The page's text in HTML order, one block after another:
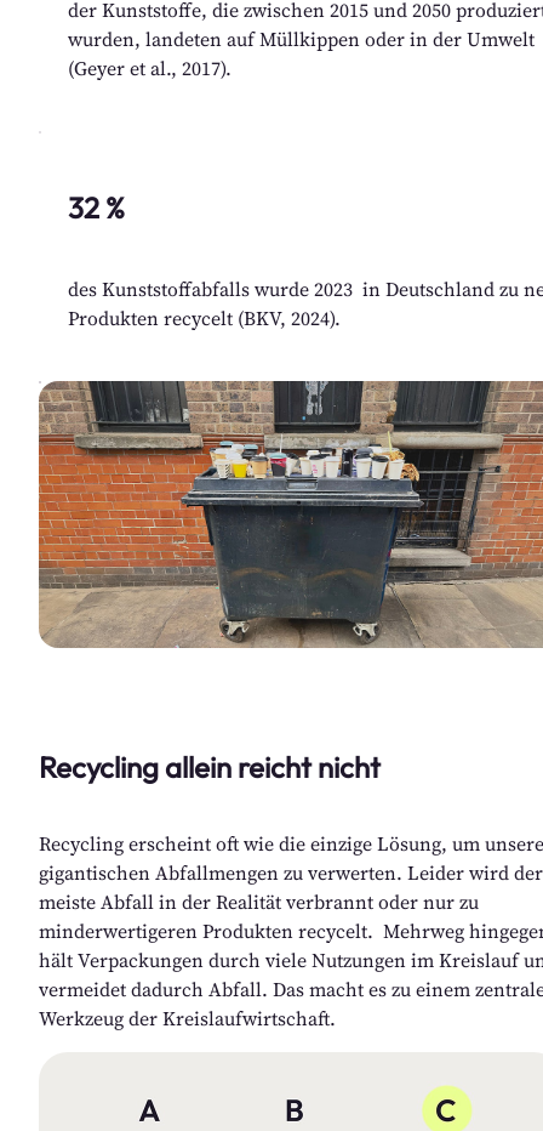
der Kunststoffe, die zwischen 2015 und 2050
wurden, landeten auf Müllkippen oder in der Umwelt
(Geyer et al., 2017).
32 %
des Kunststoffabfalls wurde 2023  in Deutschland zu
Produkten recycelt (BKV, 2024).
Recycling allein reicht nicht
Recycling erscheint oft wie die einzige Lösung, um unsere
gigantischen Abfallmengen zu verwerten. Leider wird der
meiste Abfall in der Realität verbrannt oder nur zu
minderwertigeren Produkten recycelt.  Mehrweg
hält Verpackungen durch viele Nutzungen im Kreislauf
vermeidet dadurch Abfall. Das macht es zu einem
Werkzeug der Kreislaufwirtschaft.